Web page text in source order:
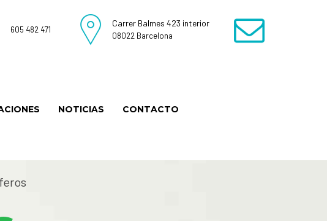
605 482 471
Carrer Balmes 423 interior
08022 Barcelona
NOTICIAS CONTACTO